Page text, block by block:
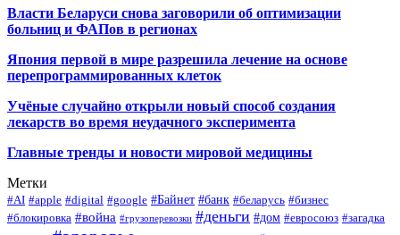
Власти Беларуси снова заговорили об оптимизации
больниц и ФАПов в регионах
Япония первой в мире разрешила лечение на основе
перепрограммированных клеток
Учёные случайно открыли новый способ создания
лекарств во время неудачного эксперимента
Главные тренды и новости мировой медицины
Метки
#AI #apple #digital #google #Байнет #банк #беларусь #бизнес
#блокировка #война #грузоперевозки #деньги #дом #евросоюз #загадка